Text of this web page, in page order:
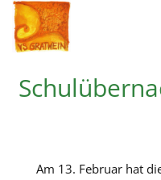
Am 13. Februar hat